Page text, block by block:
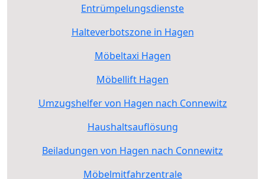
Entrümpelungsdienste
Halteverbotszone in Hagen
Möbeltaxi Hagen
Möbellift Hagen
Umzugshelfer von Hagen nach Connewitz
Haushaltsauflösung
Beiladungen von Hagen nach Connewitz
Möbelmitfahrzentrale